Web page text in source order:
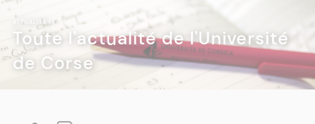
ATTUALITÀ|
Toute l'actualité de l'Université
de Corse